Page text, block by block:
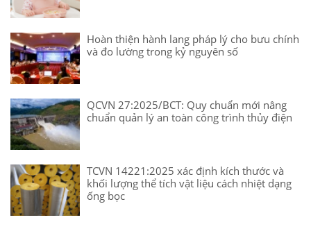
Hoàn thiện hành lang pháp lý cho bưu chính
và đo lường trong kỷ nguyên số
QCVN 27:2025/BCT: Quy chuẩn mới nâng
chuẩn quản lý an toàn công trình thủy điện
TCVN 14221:2025 xác định kích thước và
khối lượng thể tích vật liệu cách nhiệt dạng
ống bọc